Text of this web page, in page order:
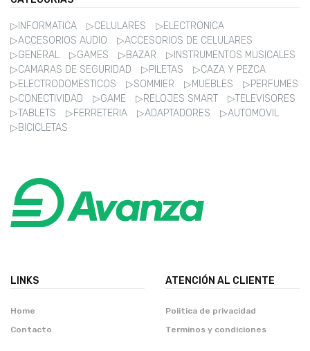
▷INFORMATICA ▷CELULARES
▷ELECTRONICA
▷ACCESORIOS AUDIO
▷ACCESORIOS DE CELULARES
▷GENERAL
▷GAMES ▷BAZAR
▷INSTRUMENTOS MUSICALES
▷CAMARAS DE SEGURIDAD
▷PILETAS
▷CAZA Y PEZCA
▷ELECTRODOMESTICOS
▷SOMMIER ▷MUEBLES
▷PERFUMES
▷CONECTIVIDAD
▷GAME ▷RELOJES SMART
▷TELEVISORES
▷TABLETS
▷FERRETERIA ▷ADAPTADORES
▷AUTOMOVIL
▷BICICLETAS
LINKS
Home
Contacto
ATENCIÓN AL CLIENTE
Politica de privacidad
Terminos y condiciones